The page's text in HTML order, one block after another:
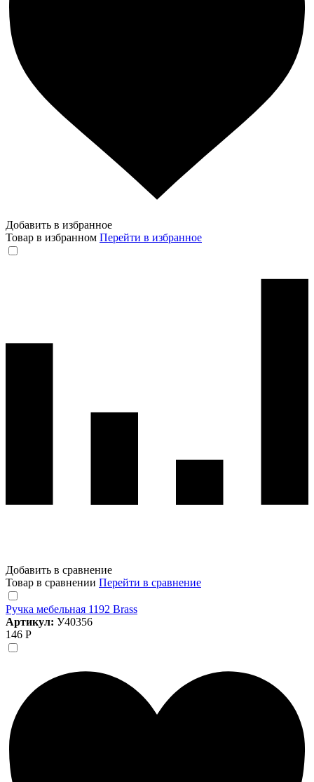
Добавить в избранное
Товар в избранном Перейти в избранное
Добавить в сравнение
Товар в сравнении Перейти в сравнение
Ручка мебельная 1192 Brass
Артикул: У40356
146 Р